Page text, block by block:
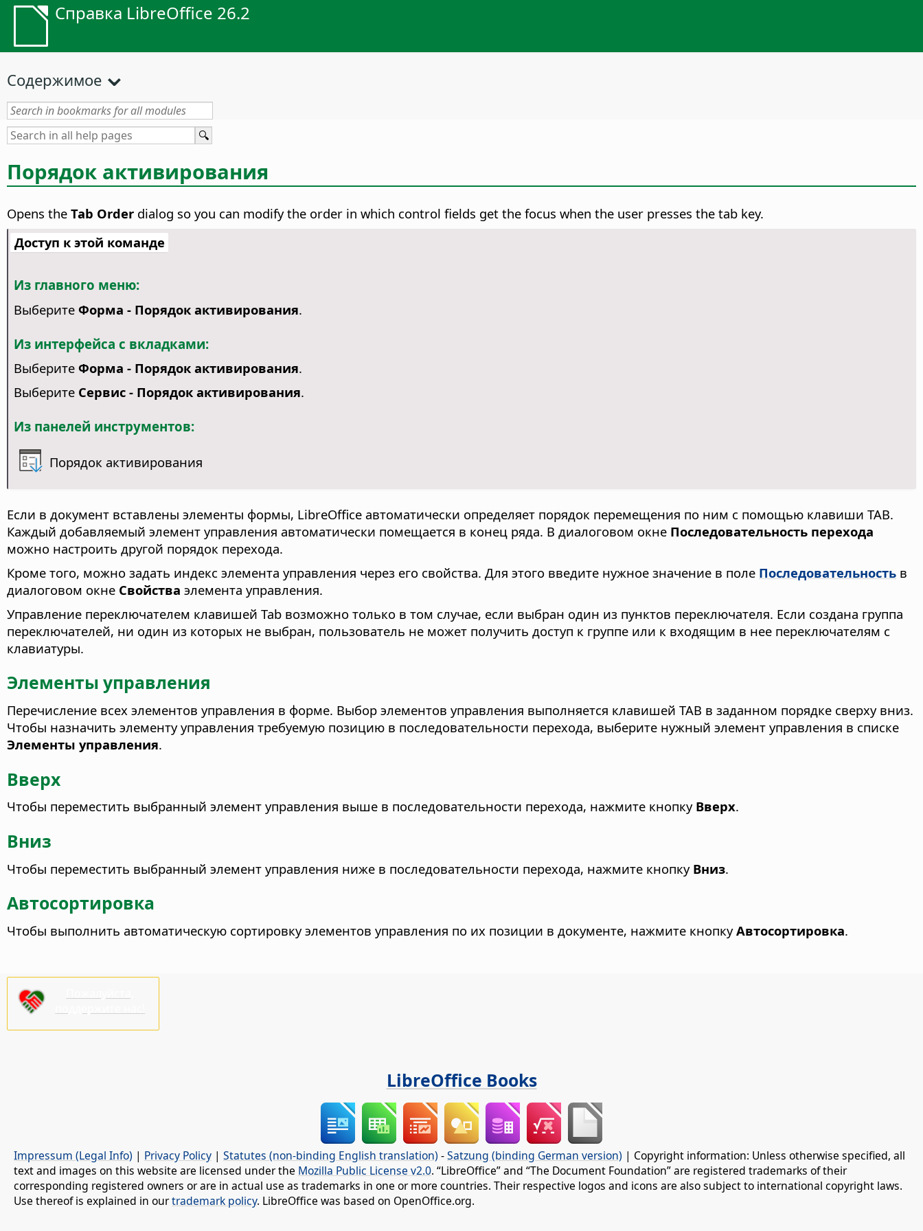
Справка LibreOffice 26.2
Содержимое
Порядок активирования
Opens the Tab Order dialog so you can modify the order in which control fields get the focus when the user presses the tab key.
Доступ к этой команде
Из главного меню:
Выберите Форма - Порядок активирования.
Из интерфейса с вкладками:
Выберите Форма - Порядок активирования.
Выберите Сервис - Порядок активирования.
Из панелей инструментов:
Порядок активирования
Если в документ вставлены элементы формы, LibreOffice автоматически определяет порядок перемещения по ним с помощью клавиши TAB.
Каждый добавляемый элемент управления автоматически помещается в конец ряда. В диалоговом окне Последовательность перехода
можно настроить другой порядок перехода.
Кроме того, можно задать индекс элемента управления через его свойства. Для этого введите нужное значение в поле Последовательность в
диалоговом окне Свойства элемента управления.
Управление переключателем клавишей Tab возможно только в том случае, если выбран один из пунктов переключателя. Если создана группа
переключателей, ни один из которых не выбран, пользователь не может получить доступ к группе или к входящим в нее переключателям с
клавиатуры.
Элементы управления
Перечисление всех элементов управления в форме. Выбор элементов управления выполняется клавишей TAB в заданном порядке сверху вниз.
Чтобы назначить элементу управления требуемую позицию в последовательности перехода, выберите нужный элемент управления в списке
Элементы управления.
Вверх
Чтобы переместить выбранный элемент управления выше в последовательности перехода, нажмите кнопкуВверх.
Вниз
Чтобы переместить выбранный элемент управления ниже в последовательности перехода, нажмите кнопкуВниз.
Автосортировка
Чтобы выполнить автоматическую сортировку элементов управления по их позиции в документе, нажмите кнопкуАвтосортировка.
LibreOffice Books
Impressum (Legal Info) | Privacy Policy | Statutes (non-binding English translation) -Satzung (binding German version) | Copyright information: Unless otherwise specified, all
text and images on this website are licensed under the Mozilla Public License v2.0. “LibreOffice” and “The Document Foundation” are registered trademarks of their
corresponding registered owners or are in actual use as trademarks in one or more countries. Their respective logos and icons are also subject to international copyright laws.
Use thereof is explained in ourtrademark policy. LibreOffice was based on OpenOffice.org.